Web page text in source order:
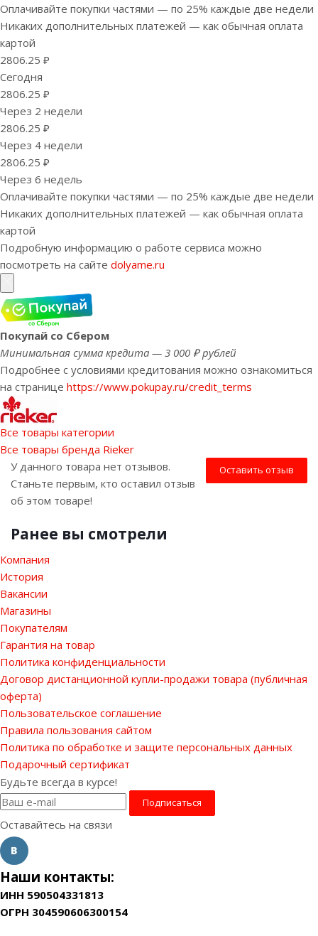
Оплачивайте покупки частями — по 25% каждые две недели
Никаких дополнительных платежей — как обычная оплата
картой
2806.25 ₽
Сегодня
2806.25 ₽
Через 2 недели
2806.25 ₽
Через 4 недели
2806.25 ₽
Через 6 недель
Оплачивайте покупки частями — по 25% каждые две недели
Никаких дополнительных платежей — как обычная оплата
картой
Подробную информацию о работе сервиса можно
посмотреть на сайте dolyame.ru
Покупай со Сбером
Минимальная сумма кредита — 3 000 ₽ рублей
Подробнее с условиями кредитования можно ознакомиться
на странице https://www.pokupay.ru/credit_terms
Все товары категории
Все товары бренда Rieker
Оставить отзыв
У данного товара нет отзывов.
Станьте первым, кто оставил отзыв
об этом товаре!
Ранее вы смотрели
Компания
История
Вакансии
Магазины
Покупателям
Гарантия на товар
Политика конфиденциальности
Договор дистанционной купли-продажи товара (публичная
оферта)
Пользовательское соглашение
Правила пользования сайтом
Политика по обработке и защите персональных данных
Подарочный сертификат
Будьте всегда в курсе!
Оставайтесь на связи
Наши контакты:
ИНН 590504331813
ОГРН 304590606300154